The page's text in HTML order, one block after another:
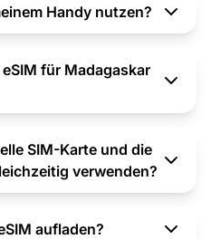
Handy nutzen?
für Madagaskar
SIM-Karte und die
verwenden?
aufladen?